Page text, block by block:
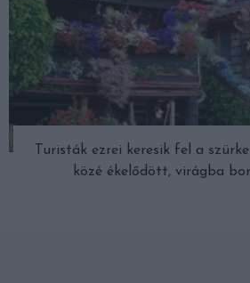
Turisták ezrei keresik fel a
közé ékelődött, virágba